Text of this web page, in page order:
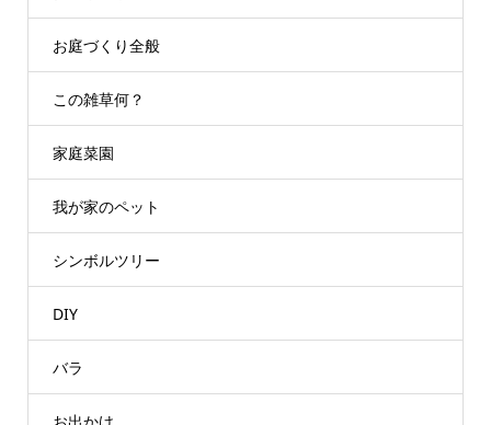
お庭づくり全般
この雑草何？
家庭菜園
我が家のペット
シンボルツリー
DIY
バラ